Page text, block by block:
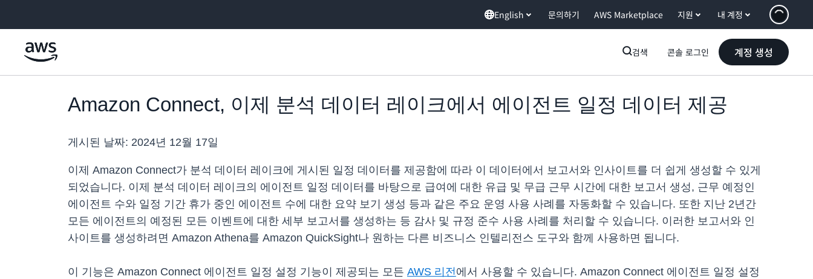
English 문의하기 AWS Marketplace 지원 내 계정
검색 콘솔 로그인 계정 생성
Amazon Connect, 이제 분석 데이터 레이크에서 에이전트 일정 데이터 제공
게시된 날짜: 2024년 12월 17일
이제 Amazon Connect가 분석 데이터 레이크에 게시된 일정 데이터를 제공함에 따라 이 데이터에서 보고서와 인사이트를 더 쉽게 생성할 수 있게
되었습니다. 이제 분석 데이터 레이크의 에이전트 일정 데이터를 바탕으로 급여에 대한 유급 및 무급 근무 시간에 대한 보고서 생성, 근무 예정인
에이전트 수와 일정 기간 휴가 중인 에이전트 수에 대한 요약 보기 생성 등과 같은 주요 운영 사용 사례를 자동화할 수 있습니다. 또한 지난 2년간
모든 에이전트의 예정된 모든 이벤트에 대한 세부 보고서를 생성하는 등 감사 및 규정 준수 사용 사례를 처리할 수 있습니다. 이러한 보고서와 인
사이트를 생성하려면 Amazon Athena를 Amazon QuickSight나 원하는 다른 비즈니스 인텔리전스 도구와 함께 사용하면 됩니다.
이 기능은 Amazon Connect 에이전트 일정 설정 기능이 제공되는 모든 AWS 리전에서 사용할 수 있습니다. Amazon Connect 에이전트 일정 설정